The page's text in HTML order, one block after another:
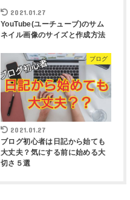
2021.01.27
YouTube(ユーチューブ)のサム
ネイル画像のサイズと作成方法
ブログ
2021.01.27
ブログ初心者は日記から始ても
大丈夫？気にする前に始める大
切さ５選